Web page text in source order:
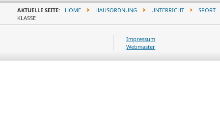
AKTUELLE SEITE: HOME HAUSORDNUNG UNTERRICHT
SPORT
KLASSE
Impressum
Webmaster